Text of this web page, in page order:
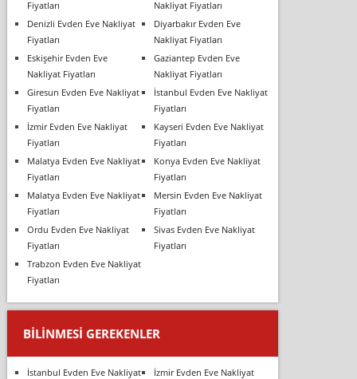
Fiyatları
Nakliyat Fiyatları
Denizli Evden Eve Nakliyat
Fiyatları
Diyarbakır Evden Eve
Nakliyat Fiyatları
Eskişehir Evden Eve
Nakliyat Fiyatları
Gaziantep Evden Eve
Nakliyat Fiyatları
Giresun Evden Eve Nakliyat
Fiyatları
İstanbul Evden Eve Nakliyat
Fiyatları
İzmir Evden Eve Nakliyat
Fiyatları
Kayseri Evden Eve Nakliyat
Fiyatları
Malatya Evden Eve Nakliyat
Fiyatları
Konya Evden Eve Nakliyat
Fiyatları
Malatya Evden Eve Nakliyat
Fiyatları
Mersin Evden Eve Nakliyat
Fiyatları
Ordu Evden Eve Nakliyat
Fiyatları
Sivas Evden Eve Nakliyat
Fiyatları
Trabzon Evden Eve Nakliyat
Fiyatları
BILINMESI GEREKENLER
İstanbul Evden Eve Nakliyat
İzmir Evden Eve Nakliyat